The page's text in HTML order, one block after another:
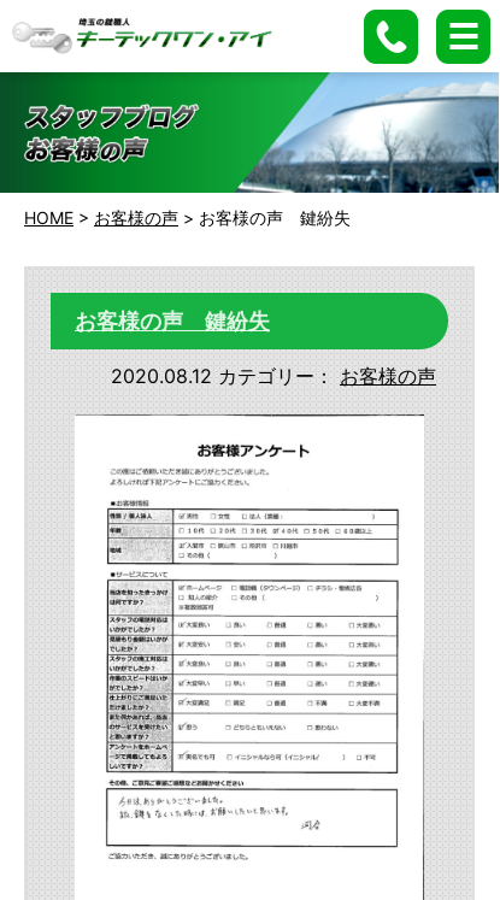
HOME > お客様の声 > お客様の声 鍵紛失
お客様の声 鍵紛失
2020.08.12 カテゴリー： お客様の声